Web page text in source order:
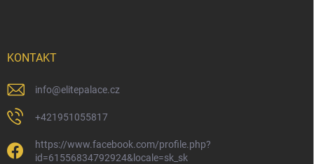
KONTAKT
info@elitepalace.cz
+421951055817
https://www.facebook.com/profile.php?
id=61556834792924&locale=sk_sk